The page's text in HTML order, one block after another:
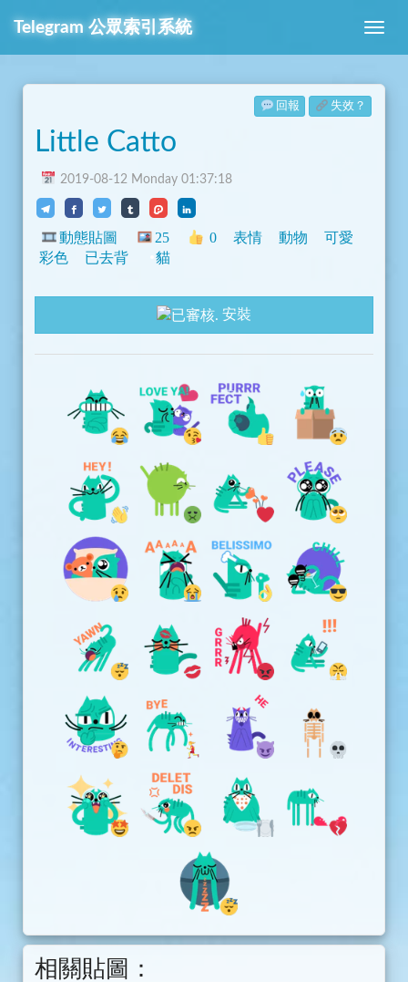
Telegram 公眾索引系統
回報 失效？
Little Catto
2019-08-12 Monday 01:37:18
動態貼圖 25 0 表情 動物
可愛
彩色
已去背 貓
安裝
相關貼圖：